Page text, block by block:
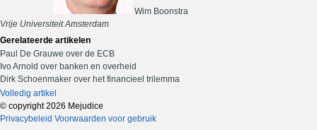
Wim Boonstra
Vrije Universiteit Amsterdam
Gerelateerde artikelen
Paul De Grauwe over de ECB
Ivo Arnold over banken en overheid
Dirk Schoenmaker over het financieel trilemma
Volledig artikel
© copyright 2026 Mejudice
Privacybeleid Voorwaarden voor gebruik